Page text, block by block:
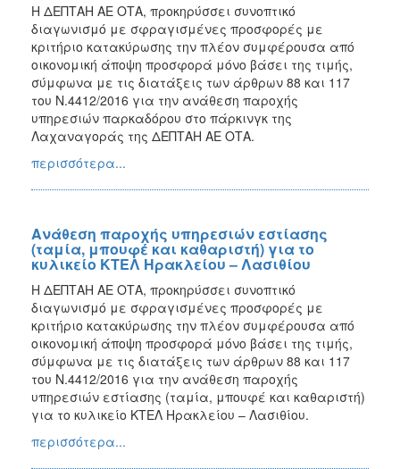
Η ΔΕΠΤΑΗ ΑΕ ΟΤΑ, προκηρύσσει συνοπτικό
διαγωνισμό με σφραγισμένες προσφορές με
κριτήριο κατακύρωσης την πλέον συμφέρουσα από
οικονομική άποψη προσφορά μόνο βάσει της τιμής,
σύμφωνα με τις διατάξεις των άρθρων 88 και 117
του Ν.4412/2016 για την ανάθεση παροχής
υπηρεσιών παρκαδόρου στο πάρκινγκ της
Λαχαναγοράς της ΔΕΠΤΑΗ ΑΕ ΟΤΑ.
περισσότερα...
Ανάθεση παροχής υπηρεσιών εστίασης
(ταμία, μπουφέ και καθαριστή) για το
κυλικείο ΚΤΕΛ Ηρακλείου – Λασιθίου
Η ΔΕΠΤΑΗ ΑΕ ΟΤΑ, προκηρύσσει συνοπτικό
διαγωνισμό με σφραγισμένες προσφορές με
κριτήριο κατακύρωσης την πλέον συμφέρουσα από
οικονομική άποψη προσφορά μόνο βάσει της τιμής,
σύμφωνα με τις διατάξεις των άρθρων 88 και 117
του Ν.4412/2016 για την ανάθεση παροχής
υπηρεσιών εστίασης (ταμία, μπουφέ και καθαριστή)
για το κυλικείο ΚΤΕΛ Ηρακλείου – Λασιθίου.
περισσότερα...